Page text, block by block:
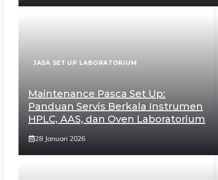
JASA SET UP LABORATORIUM
Maintenance Pasca Set Up:
Panduan Servis Berkala Instrumen
HPLC, AAS, dan Oven Laboratorium
28 Januari 2026